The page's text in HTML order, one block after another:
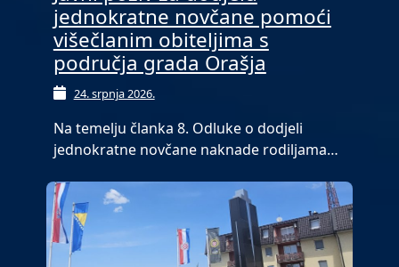
jednokratne novčane pomoći
višečlanim obiteljima s
područja grada Orašja
24. srpnja 2026.
Na temelju članka 8. Odluke o dodjeli
jednokratne novčane naknade rodiljama…